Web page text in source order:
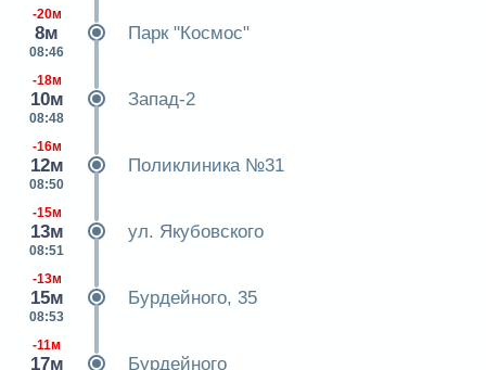
-20м
8м
08:46
Парк "Космос"
-18м
10м
08:48
Запад-2
-16м
12м
08:50
Поликлиника №31
-15м
13м
08:51
ул. Якубовского
-13м
15м
08:53
Бурдейного, 35
-11м
17м Бурдейного